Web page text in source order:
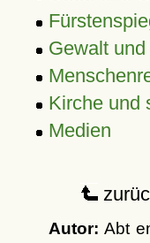
Gewalt
Kirche und
Medien
Autor: Abt